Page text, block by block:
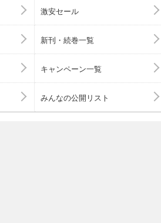
うリスク Chapter2 意思決定の科学 2.1 その選
か 2.2 意思決定に影響を与えるマイクロコピー
こす3条件 2.4 ファストアンドスロー 速い思考
vs. 欺瞞、操作、強制 Chapter3 ダークパター
グ（こっそり） 3.2 アージェンシー（緊急性）
（誘導） 3.4 ソーシャルプルーフ（社会的証明
少性） 3.6 オブストラクション（妨害） 3.7 フ
制） Chapter4 ダークパターンを防ぐために
放する 4.2 ユーザーをリスクから解放する ※本電子書籍は
物を底本として作成しました。記載内容は印刷出
激安セール
新刊・続巻一覧
キャンペーン一覧
みんなの公開リスト